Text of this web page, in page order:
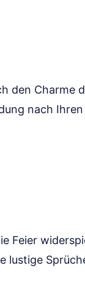
den Charme
nach Ihren
Feier
lustige